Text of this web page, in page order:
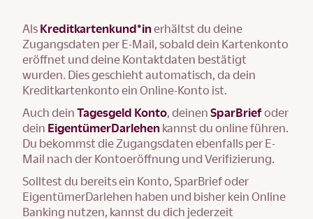
Als Kreditkartenkund*inerhältst du deine
Zugangsdaten per E-Mail, sobald dein Kartenkonto
eröffnet und deine Kontaktdaten bestätigt
wurden. Dies geschieht automatisch, da dein
Kreditkartenkonto ein Online-Konto ist.
Auch dein Tagesgeld Konto, deinen SparBriefoder
dein EigentümerDarlehen kannst du online führen.
Du bekommst die Zugangsdaten ebenfalls per E-
Mail nach der Kontoeröffnung und Verifizierung.
Solltest du bereits ein Konto, SparBrief oder
EigentümerDarlehen haben und bisher kein Online
Banking nutzen, kannst du dich jederzeit